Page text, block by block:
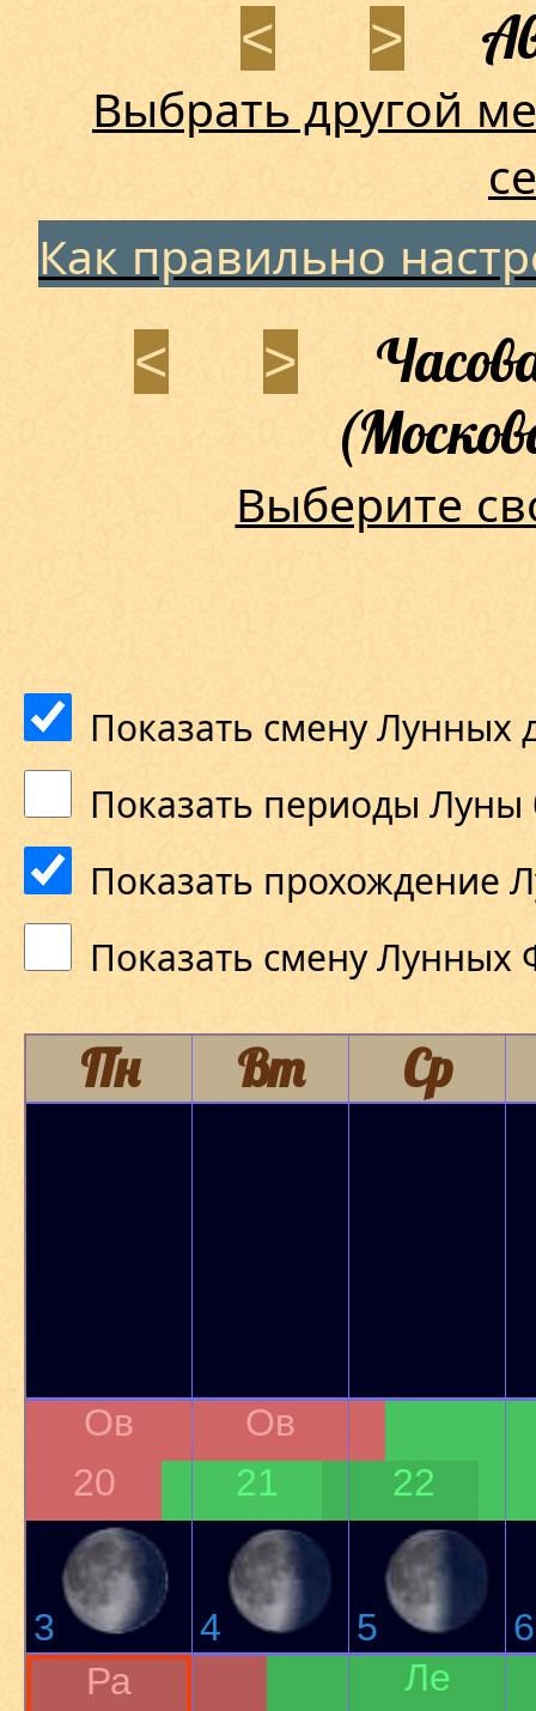
< >
Выбрать другой
Как правильно
< >
Выберите
Показать смену Лунных
Показать периоды Луны
Показать прохождение
Показать смену Лунных
Пн Вт Ср
Ов
20
3
Ов
21
4
22
5
6
Ра
Ле